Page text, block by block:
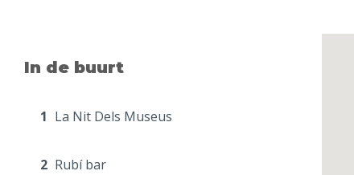
In de buurt
1 La Nit Dels Museus
2 Rubí bar